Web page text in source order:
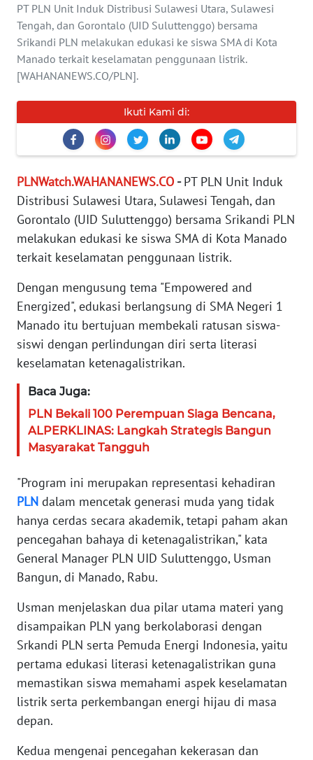
PT PLN Unit Induk Distribusi Sulawesi Utara, Sulawesi
Tengah, dan Gorontalo (UID Suluttenggo) bersama
Srikandi PLN melakukan edukasi ke siswa SMA di Kota
Manado terkait keselamatan penggunaan listrik.
[WAHANANEWS.CO/PLN].
Ikuti Kami di:
PLNWatch.WAHANANEWS.CO -PT PLN Unit Induk
Distribusi Sulawesi Utara, Sulawesi Tengah, dan
Gorontalo (UID Suluttenggo) bersama Srikandi PLN
melakukan edukasi ke siswa SMA di Kota Manado
terkait keselamatan penggunaan listrik.
Dengan mengusung tema "Empowered and
Energized", edukasi berlangsung di SMA Negeri 1
Manado itu bertujuan membekali ratusan siswa-
siswi dengan perlindungan diri serta literasi
keselamatan ketenagalistrikan.
Baca Juga:
PLN Bekali 100 Perempuan Siaga Bencana,
ALPERKLINAS: Langkah Strategis Bangun
Masyarakat Tangguh
"Program ini merupakan representasi kehadiran
PLN dalam mencetak generasi muda yang tidak
hanya cerdas secara akademik, tetapi paham akan
pencegahan bahaya di ketenagalistrikan," kata
General Manager PLN UID Suluttenggo, Usman
Bangun, di Manado, Rabu.
Usman menjelaskan dua pilar utama materi yang
disampaikan PLN yang berkolaborasi dengan
Srkandi PLN serta Pemuda Energi Indonesia, yaitu
pertama edukasi literasi ketenagalistrikan guna
memastikan siswa memahami aspek keselamatan
listrik serta perkembangan energi hijau di masa
depan.
Kedua mengenai pencegahan kekerasan dan
KAMI
PEDOMAN
SIBER
KARIR
DISCLAIMER
Wahana
News
Regional
WN
SUMUT
WN
JAKARTA
WN
JABAR
WN
WN
KEPRI
WN
PAPUA
BARAT
WN